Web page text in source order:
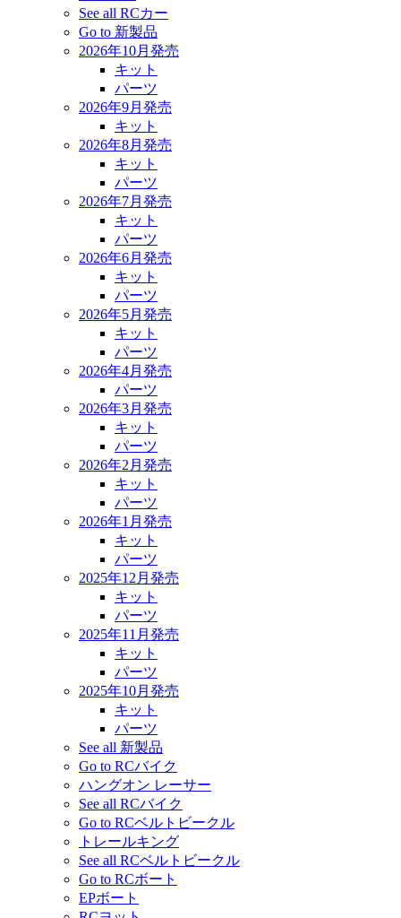
See all RCカー
Go to 新製品
2026年10月発売
キット
パーツ
2026年9月発売
キット
2026年8月発売
キット
パーツ
2026年7月発売
キット
パーツ
2026年6月発売
キット
パーツ
2026年5月発売
キット
パーツ
2026年4月発売
パーツ
2026年3月発売
キット
パーツ
2026年2月発売
キット
パーツ
2026年1月発売
キット
パーツ
2025年12月発売
キット
パーツ
2025年11月発売
キット
パーツ
2025年10月発売
キット
パーツ
See all 新製品
Go to RCバイク
ハングオン レーサー
See all RCバイク
Go to RCベルトビークル
トレールキング
See all RCベルトビークル
Go to RCボート
EPボート